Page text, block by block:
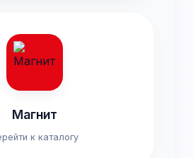
Магнит
к каталогу